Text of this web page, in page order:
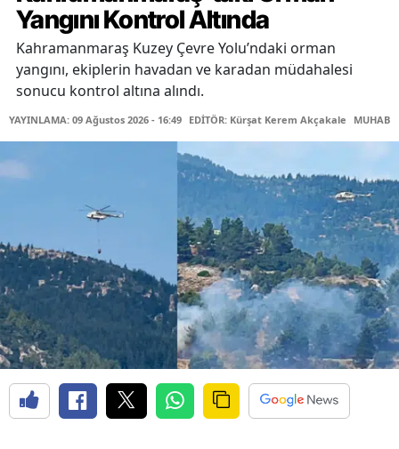
Yangını Kontrol Altında
Kahramanmaraş Kuzey Çevre Yolu’ndaki orman
yangını, ekiplerin havadan ve karadan müdahalesi
sonucu kontrol altına alındı.
YAYINLAMA: 09 Ağustos 2026 - 16:49 EDİTÖR: Kürşat Kerem Akçakale